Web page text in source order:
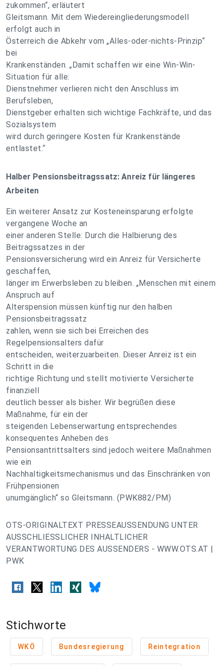
zukommen“, erläutert
Gleitsmann. Mit dem Wiedereingliederungsmodell
erfolgt auch in
Österreich die Abkehr vom „Alles-oder-nichts-Prinzip“
bei
Krankenständen. „Damit schaffen wir eine Win-Win-
Situation für alle:
Dienstnehmer verlieren nicht den Anschluss im
Berufsleben,
Dienstgeber erhalten sich wichtige Fachkräfte, und das
Sozialsystem
wird durch geringere Kosten für Krankenstände
entlastet.“
Halber Pensionsbeitragssatz: Anreiz für längeres
Arbeiten
Ein weiterer Ansatz zur Kosteneinsparung erfolgte
vergangene Woche an
einer anderen Stelle: Durch die Halbierung des
Beitragssatzes in der
Pensionsversicherung wird ein Anreiz für Versicherte
geschaffen,
länger im Erwerbsleben zu bleiben. „Menschen mit einem
Anspruch auf
Alterspension müssen künftig nur den halben
Pensionsbeitragssatz
zahlen, wenn sie sich bei Erreichen des
Regelpensionsalters dafür
entscheiden, weiterzuarbeiten. Dieser Anreiz ist ein
Schritt in die
richtige Richtung und stellt motivierte Versicherte
finanziell
deutlich besser als bisher. Wir begrüßen diese
Maßnahme, für ein der
steigenden Lebenserwartung entsprechendes
konsequentes Anheben des
Pensionsantrittsalters sind jedoch weitere Maßnahmen
wie ein
Nachhaltigkeitsmechanismus und das Einschränken von
Frühpensionen
unumgänglich“ so Gleitsmann. (PWK882/PM)
OTS-ORIGINALTEXT PRESSEAUSSENDUNG UNTER
AUSSCHLIESSLICHER INHALTLICHER
VERANTWORTUNG DES AUSSENDERS - WWW.OTS.AT |
PWK
Stichworte
WKÖ Bundesregierung Reintegration